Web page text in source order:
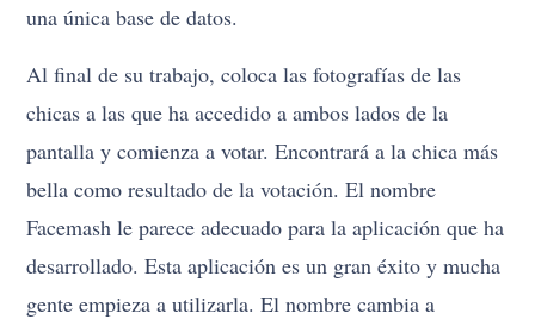
una única base de datos.
Al final de su trabajo, coloca las fotografías de las
chicas a las que ha accedido a ambos lados de la
pantalla y comienza a votar. Encontrará a la chica más
bella como resultado de la votación. El nombre
Facemash le parece adecuado para la aplicación que ha
desarrollado. Esta aplicación es un gran éxito y mucha
gente empieza a utilizarla. El nombre cambia a